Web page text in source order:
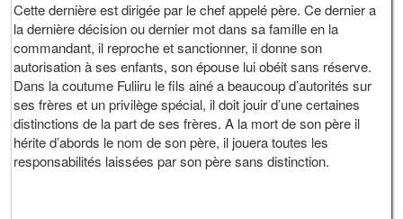
Cette dernière est dirigée par le chef appelé père. Ce dernier a
la dernière décision ou dernier mot dans sa famille en la
commandant, il reproche et sanctionner, il donne son
autorisation à ses enfants, son épouse lui obéit sans réserve.
Dans la coutume Fuliiru le fils ainé a beaucoup d’autorités sur
ses frères et un privilège spécial, il doit jouir d’une certaines
distinctions de la part de ses frères. A la mort de son père il
hérite d’abords le nom de son père, il jouera toutes les
responsabilités laissées par son père sans distinction.